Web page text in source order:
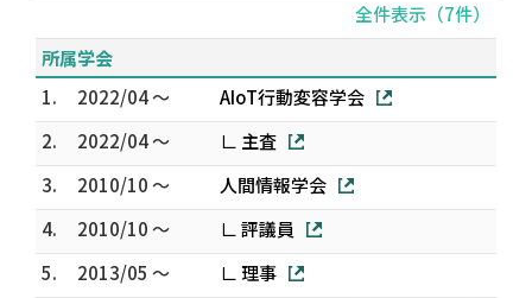
全件表示（7件）
所属学会
1.
2022/04 ～
AIoT行動変容学会
2.
2022/04 ～
∟ 主査
3.
2010/10 ～
人間情報学会
4.
2010/10 ～
∟ 評議員
5.
2013/05 ～
∟ 理事